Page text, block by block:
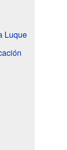
Luque